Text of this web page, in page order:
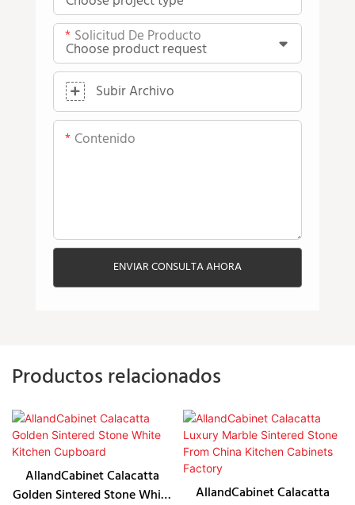
Solicitud De Producto
Subir Archivo
Contenido
ENVIAR CONSULTA AHORA
Productos relacionados
AllandCabinet Calacatta
Golden Sintered Stone White
AllandCabinet Calacatta